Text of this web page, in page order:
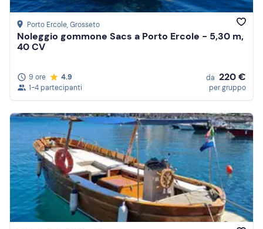
Porto Ercole, Grosseto
Noleggio gommone Sacs a Porto Ercole - 5,30 m,
40 CV
9 ore
4.9
1-4 partecipanti
da 220 €
per gruppo